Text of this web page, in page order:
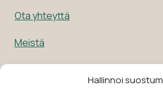
Hallinnoi
Ota yhteyttä
Meistä
KOULUTUKSET